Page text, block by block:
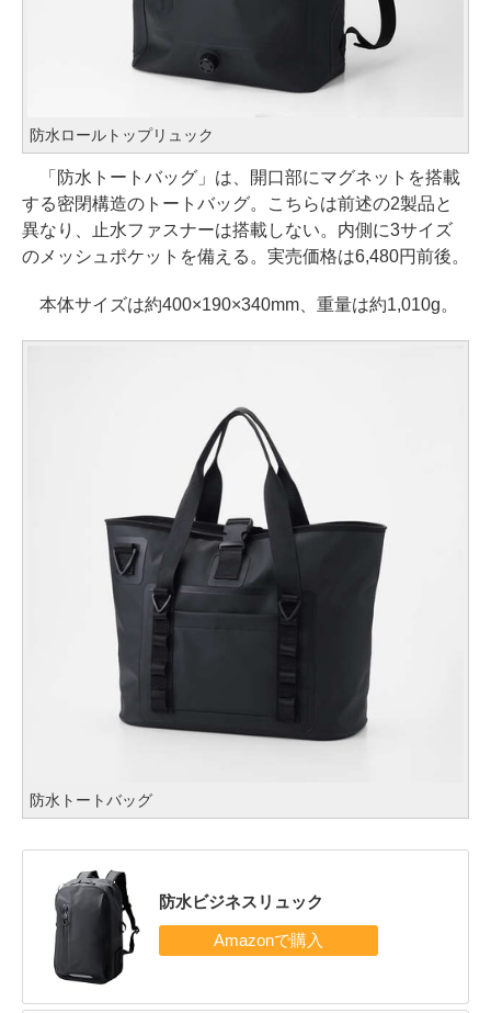
防水ロールトップリュック
「防水トートバッグ」は、開口部にマグネットを搭載
する密閉構造のトートバッグ。こちらは前述の2製品と
異なり、止水ファスナーは搭載しない。内側に3サイズ
のメッシュポケットを備える。実売価格は6,480円前後。
本体サイズは約400×190×340mm、重量は約1,010g。
防水トートバッグ
防水ビジネスリュック